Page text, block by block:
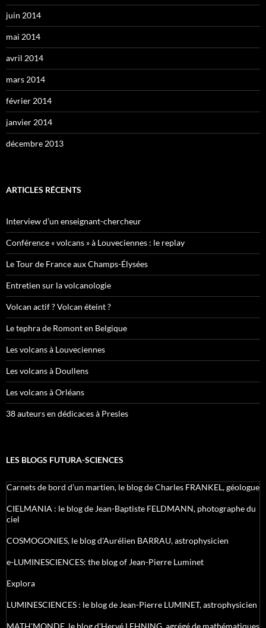
juin 2014
mai 2014
avril 2014
mars 2014
février 2014
janvier 2014
décembre 2013
ARTICLES RÉCENTS
Interview d’un enseignant-chercheur
Conférence « volcans » à Louveciennes : le replay
Le Tour de France aux Champs-Élysées
Entretien sur la volcanologie
Volcan actif ? Volcan éteint ?
Le tephra de Romont en Belgique
Les volcans à Louveciennes
Les volcans à Doullens
Les volcans à Orléans
38 auteurs en dédicaces à Presles
LES BLOGS FUTURA-SCIENCES
Carnets de bord d’un martien, le blog de Charles FRANKEL, géologue
CIELMANIA : le blog de Jean-Baptiste FELDMANN, photographe du
ciel
COSMOGONIES, le blog d'Aurélien BARRAU, astrophysicien
e-LUMINESCIENCES: the blog of Jean-Pierre Luminet
Explora
LUMINESCIENCES : le blog de Jean-Pierre LUMINET, astrophysicien